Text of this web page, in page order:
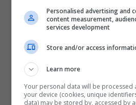
Shakira Mtv Video Music Awards
Personalised advertising and
content measurement,
services development
Store and/or access
Learn more
Your personal data will be
your device (cookies, unique
data) may be stored by, accessed by